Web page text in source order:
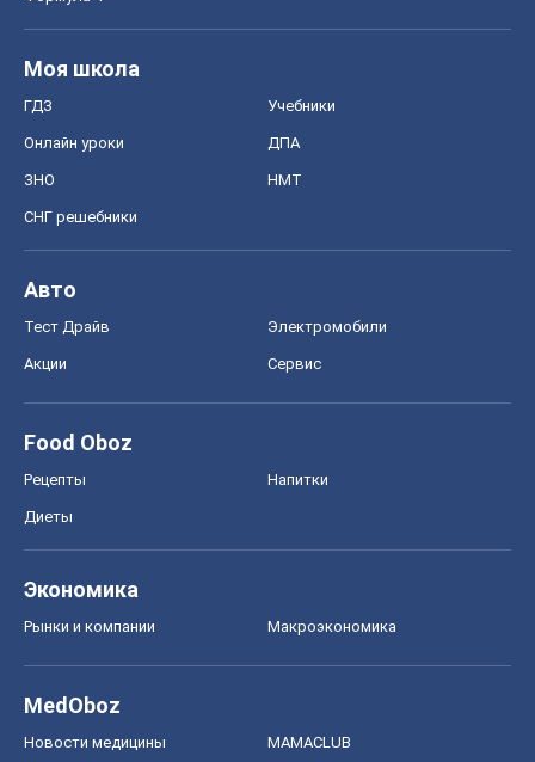
Моя школа
ГДЗ Учебники
Онлайн уроки ДПА
ЗНО НМТ
СНГ решебники
Авто
Тест Драйв Электромобили
Акции Сервис
Food Oboz
Рецепты Напитки
Диеты
Экономика
Рынки и компании Mакроэкономика
MedOboz
Новости медицины MAMACLUB